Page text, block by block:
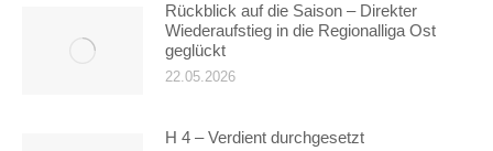
Rückblick auf die Saison – Direkter
Wiederaufstieg in die Regionalliga Ost
geglückt
22.05.2026
H 4 – Verdient durchgesetzt